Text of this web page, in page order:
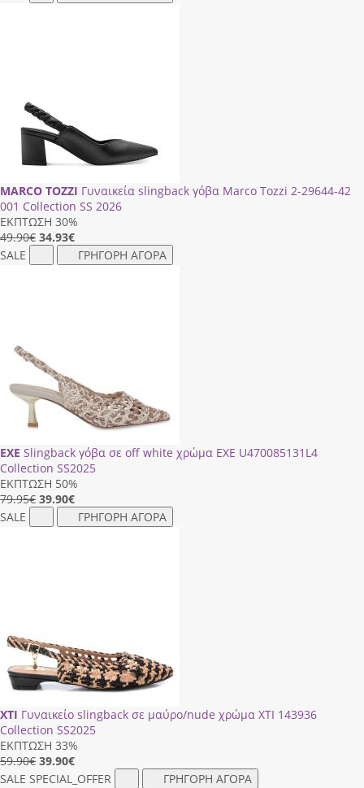
MARCO TOZZI Γυναικεία slingback γόβα Marco Tozzi 2-29644-42
001 Collection SS 2026
ΕΚΠΤΩΣΗ 30%
49.90€ 34.93€
SALE
ΓΡΗΓΟΡΗ ΑΓΟΡΑ
EXE Slingback γόβα σε off white χρώμα EXE U470085131L4
Collection SS2025
ΕΚΠΤΩΣΗ 50%
79.95€ 39.90€
SALE
ΓΡΗΓΟΡΗ ΑΓΟΡΑ
XTI Γυναικείο slingback σε μαύρο/nude χρώμα XTI 143936
Collection SS2025
ΕΚΠΤΩΣΗ 33%
59.90€ 39.90€
SALE SPECIAL_OFFER ΓΡΗΓΟΡΗ ΑΓΟΡΑ